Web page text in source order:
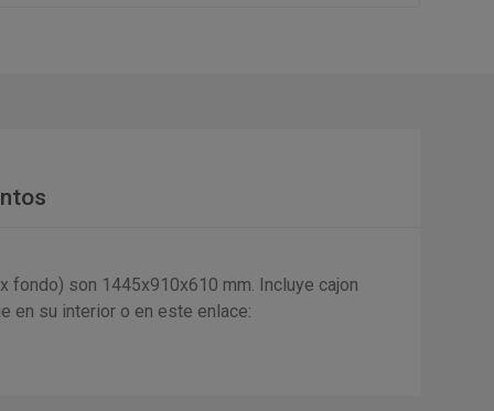
fondo) son 1445x910x610 mm. Incluye cajon
en su interior o en este enlace: